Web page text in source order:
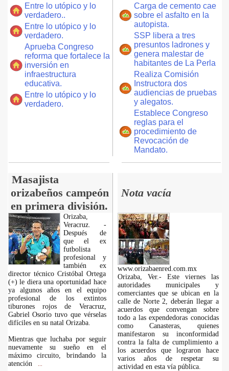
Entre lo utópico y lo
verdadero..
Entre lo utópico y lo
verdadero.
Aprueba Congreso
reforma que fortalece la
inversión en
infraestructura
educativa.
Entre lo utópico y lo
verdadero.
Carga de cemento cae
sobre el asfalto en la
autopista.
SSP libera a tres
presuntos ladrones y
genera malestar de
habitantes de La Perla
Realiza Comisión
Instructora dos
audiencias de pruebas
y alegatos.
Establece Congreso
reglas para el
procedimiento de
Revocación de
Mandato.
Masajista
orizabeños campeón
en primera división.
Nota vacía
Orizaba,
Veracruz. -
Después de
que el ex
futbolista
profesional y
también ex
director técnico Cristóbal Ortega
(+) le diera una oportunidad hace
ya algunos años en el equipo
profesional de los extintos
tiburones rojos de Veracruz,
Gabriel Osorio tuvo que vérselas
difíciles en su natal Orizaba.
Mientras que luchaba por seguir
nuevamente su sueño en el
máximo circuito, brindando la
atención
www.orizabaenred.com.mx
Orizaba, Ver.- Este viernes las
autoridades municipales y
comerciantes que se ubican en la
calle de Norte 2, deberán llegar a
acuerdos que convengan sobre
todo a las expendedoras conocidas
como Canasteras, quienes
manifestaron su inconformidad
contra la falta de cumplimiento a
los acuerdos que lograron hace
varios años de respetar su
actividad en esta vía pública.